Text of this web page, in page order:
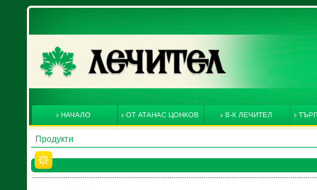
НАЧАЛО ОТ АТАНАС ЦОНКОВ В-К ЛЕЧИТЕЛ
Продукти